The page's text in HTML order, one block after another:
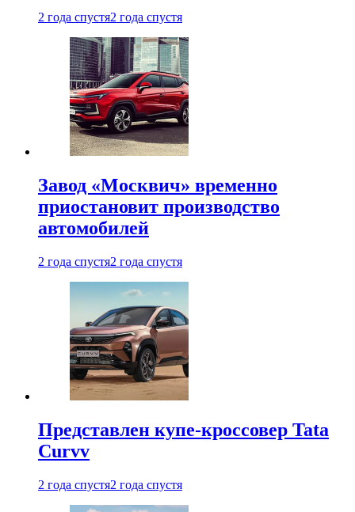
2 года спустя2 года спустя
Завод «Москвич» временно
приостановит производство
автомобилей
2 года спустя2 года спустя
Представлен купе-кроссовер Tata
Curvv
2 года спустя2 года спустя